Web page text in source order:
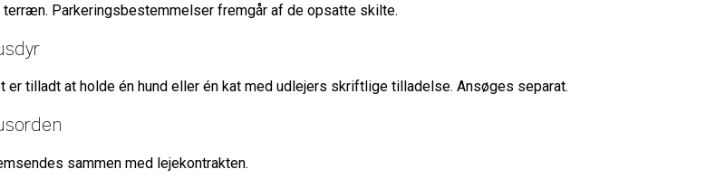
terræn. Parkeringsbestemmelser fremgår af de opsatte skilte.
er tilladt at holde én hund eller én kat med udlejers skriftlige tilladelse. Ansøges separat.
sammen med lejekontrakten.